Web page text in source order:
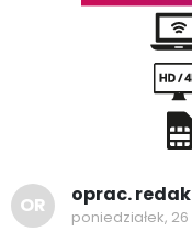
OR oprac.
poniedziałek,